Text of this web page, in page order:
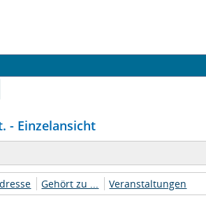
- Einzelansicht
Gehört zu ... Veranstaltungen